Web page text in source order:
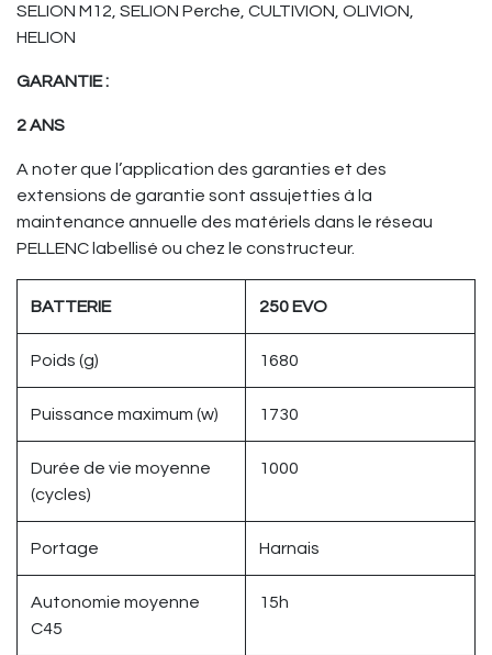
SELION M12, SELION Perche, CULTIVION, OLIVION,
HELION
GARANTIE :
2 ANS
A noter que l’application des garanties et des
extensions de garantie sont assujetties à la
maintenance annuelle des matériels dans le réseau
PELLENC labellisé ou chez le constructeur.
BATTERIE 250 EVO
Poids (g) 1680
Puissance maximum (w) 1730
Durée de vie moyenne
(cycles)
1000
Portage Harnais
Autonomie moyenne
C45
15h